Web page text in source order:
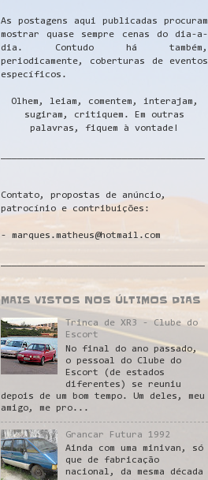
As postagens aqui publicadas procuram
mostrar quase sempre cenas do dia-a-
dia. Contudo há também,
periodicamente, coberturas de eventos
específicos.
Olhem, leiam, comentem, interajam,
sugiram, critiquem. Em outras
palavras, fiquem à vontade!
Contato, propostas de anúncio,
patrocínio e contribuições:
- marques.matheus@hotmail.com
MAIS VISTOS NOS ÚLTIMOS DIAS
Trinca de XR3 - Clube do
Escort
No final do ano passado,
o pessoal do Clube do
Escort (de estados
diferentes) se reuniu
depois de um bom tempo. Um deles, meu
amigo, me pro...
Grancar Futura 1992
Ainda com uma minivan, só
que de fabricação
nacional, da mesma década